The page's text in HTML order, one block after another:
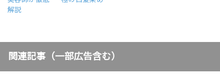
解説
関連記事（一部広告含む）